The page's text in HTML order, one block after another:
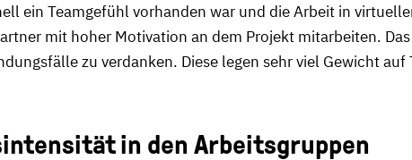
ein Teamgefühl vorhanden war und die Arbeit in
mit hoher Motivation an dem Projekt mitarbeiten.
zu verdanken. Diese legen sehr viel Gewicht
in den Arbeitsgruppen